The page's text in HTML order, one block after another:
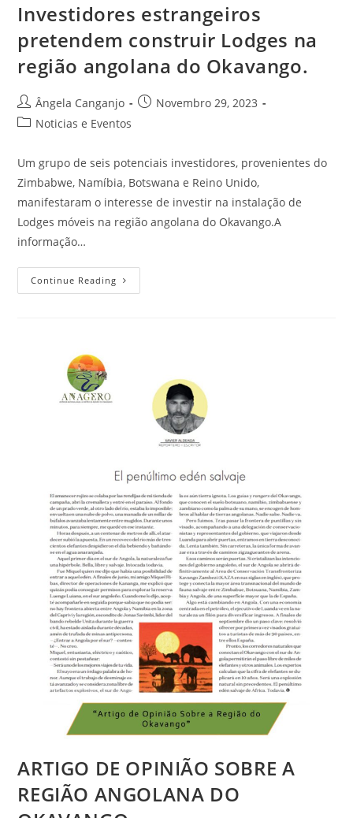
Investidores estrangeiros
pretendem construir Lodges na
região angolana do Okavango.
Ângela Canganjo
Novembro 29, 2023
Noticias e Eventos
Um grupo de seis potenciais investidores, provenientes do
Zimbabwe, Namíbia, Botswana e Reino Unido,
manifestaram o interesse de investir na instalação de
Lodges móveis na região angolana do Okavango.A
informação…
Continue Reading
ARTIGO DE OPINIÃO SOBRE A
REGIÃO ANGOLANA DO